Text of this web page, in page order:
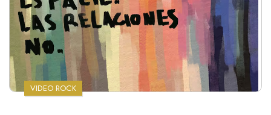
VIDEO ROCK